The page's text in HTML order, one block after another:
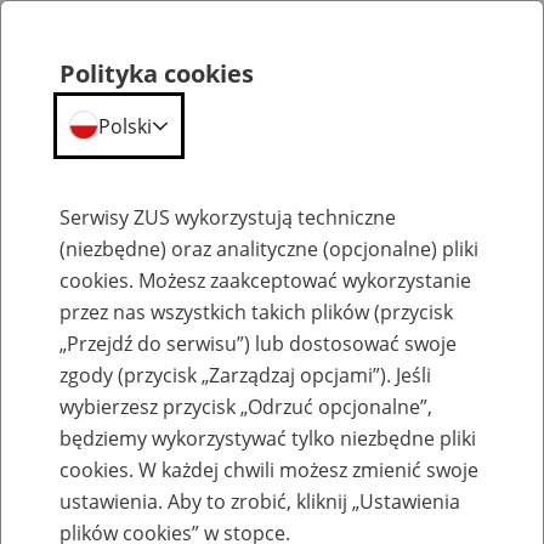
Komunikaty
Komunikaty techniczne
Polityka cookies
Polski
Serwisy ZUS wykorzystują techniczne
(niezbędne) oraz analityczne (opcjonalne) pliki
cookies. Możesz zaakceptować wykorzystanie
przez nas wszystkich takich plików (przycisk
„Przejdź do serwisu”) lub dostosować swoje
zgody (przycisk „Zarządzaj opcjami”). Jeśli
wybierzesz przycisk „Odrzuć opcjonalne”,
będziemy wykorzystywać tylko niezbędne pliki
cookies. W każdej chwili możesz zmienić swoje
ustawienia. Aby to zrobić, kliknij „Ustawienia
plików cookies” w stopce.